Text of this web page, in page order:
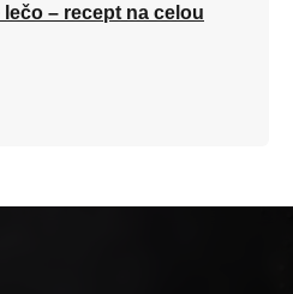
– recept na celou